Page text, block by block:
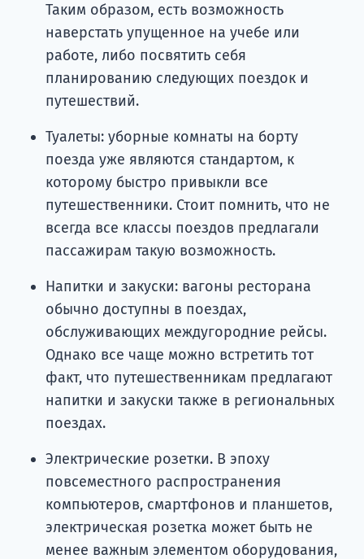
Таким образом, есть возможность
наверстать упущенное на учебе или
работе, либо посвятить себя
планированию следующих поездок и
путешествий.
Туалеты: уборные комнаты на борту
поезда уже являются стандартом, к
которому быстро привыкли все
путешественники. Стоит помнить, что не
всегда все классы поездов предлагали
пассажирам такую ​​возможность.
Напитки и закуски: вагоны ресторана
обычно доступны в поездах,
обслуживающих междугородние рейсы.
Однако все чаще можно встретить тот
факт, что путешественникам предлагают
напитки и закуски также в региональных
поездах.
Электрические розетки. В эпоху
повсеместного распространения
компьютеров, смартфонов и планшетов,
электрическая розетка может быть не
менее важным элементом оборудования,